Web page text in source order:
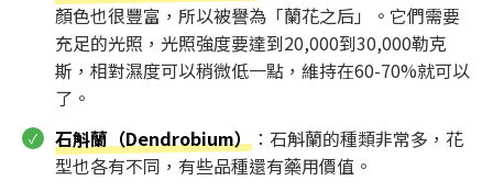
顏色也很豐富，所以被譽為「蘭花之后」。它們需要
充足的光照，光照強度要達到20,000到30,000勒克
斯，相對濕度可以稍微低一點，維持在60-70%就可以
了。
石斛蘭（Dendrobium） ：石斛蘭的種類非常多，花
型也各有不同，有些品種還有藥用價值。